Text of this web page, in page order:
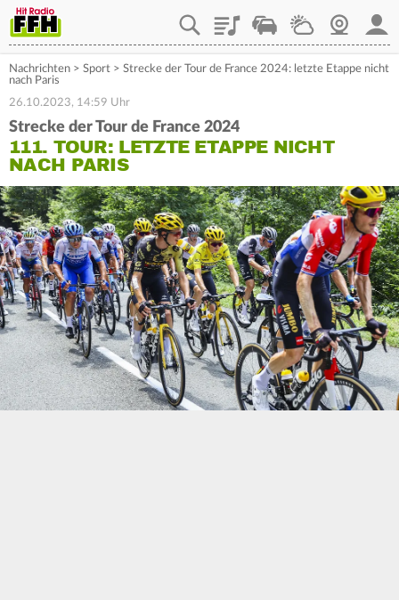
PlaylistStaupilotWetterWebcam
Nachrichten > Sport > Strecke der Tour de France 2024: letzte Etappe nicht
nach Paris
26.10.2023, 14:59 Uhr
Strecke der Tour de France 2024
111. TOUR: LETZTE ETAPPE NICHT
NACH PARIS